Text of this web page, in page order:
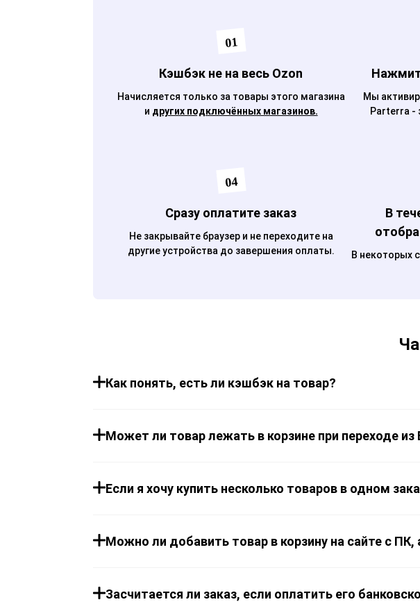
01
Кэшбэк не на весь Ozon
Начисляется только за товары этого магазина
и других подключённых магазинов.
Мы
Parterra -
04
Сразу оплатите заказ
Не закрывайте браузер и не переходите на
другие устройства до завершения оплаты.
В
В некоторых
Как понять, есть ли кэшбэк на товар?
Может ли товар лежать в корзине при переходе из
Если я хочу купить несколько товаров в одном
Можно ли добавить товар в корзину на сайте с
Засчитается ли заказ, если оплатить его